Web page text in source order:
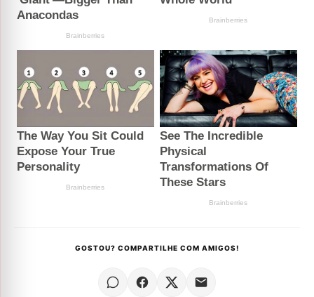
GOSTOU? COMPARTILHE COM AMIGOS!